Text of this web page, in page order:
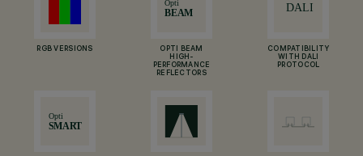
RGB VERSIONS
OPTI BEAM
HIGH-
PERFORMANCE
REFLECTORS
COMPATIBILITY
WITH DALI
PROTOCOL